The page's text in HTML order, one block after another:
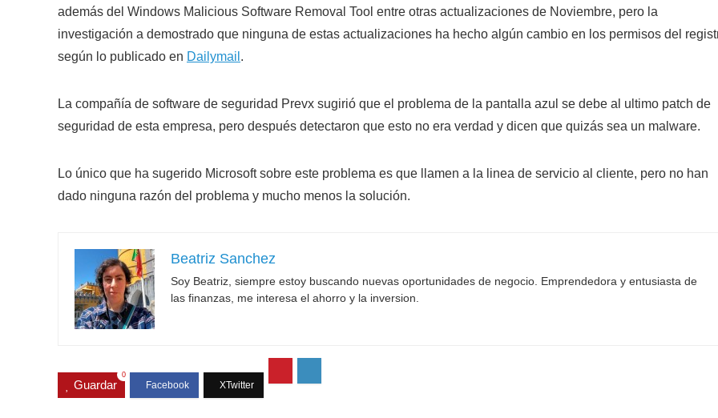
además del Windows Malicious Software Removal Tool entre otras actualizaciones de Noviembre, pero la
investigación a demostrado que ninguna de estas actualizaciones ha hecho algún cambio en los permisos del
según lo publicado en Dailymail .
La compañía de software de seguridad Prevx sugirió que el problema de la pantalla azul se debe al ultimo patch de
seguridad de esta empresa, pero después detectaron que esto no era verdad y dicen que quizás sea un malware.
Lo único que ha sugerido Microsoft sobre este problema es que llamen a la linea de servicio al cliente, pero no han
dado ninguna razón del problema y mucho menos la solución.
Beatriz Sanchez
Soy Beatriz, siempre estoy buscando nuevas oportunidades de negocio. Emprendedora y entusiasta de
las finanzas, me interesa el ahorro y la inversion.
Guardar
0